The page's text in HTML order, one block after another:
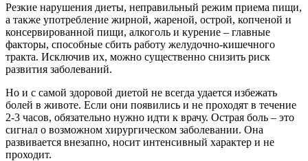
Резкие нарушения диеты, неправильный режим приема пищи,
а также употребление жирной, жареной, острой, копченой и
консервированной пищи, алкоголь и курение – главные
факторы, способные сбить работу желудочно-кишечного
тракта. Исключив их, можно существенно снизить риск
развития заболеваний.
Но и с самой здоровой диетой не всегда удается избежать
болей в животе. Если они появились и не проходят в течение
2-3 часов, обязательно нужно идти к врачу. Острая боль – это
сигнал о возможном хирургическом заболевании. Она
развивается внезапно, носит интенсивный характер и не
проходит.